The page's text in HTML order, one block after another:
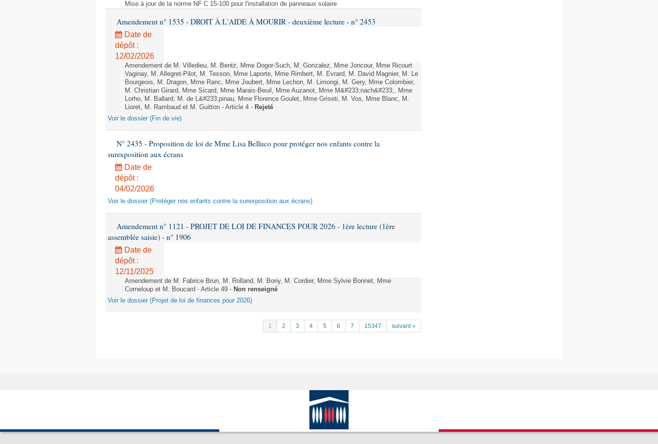
Mise à jour de la norme NF C 15-100 pour l'installation de panneaux solaire
Amendement n° 1535 - DROIT À L'AIDE À MOURIR - deuxième lecture - n° 2453
Date de
dépôt :
12/02/2026
Amendement de M. Villedieu, M. Bentz, Mme Dogor-Such, M. Gonzalez, Mme Joncour, Mme Ricourt
Vaginay, M. Allegret-Pilot, M. Tesson, Mme Laporte, Mme Rimbert, M. Evrard, M. David Magnier, M. Le
Bourgeois, M. Dragon, Mme Ranc, Mme Joubert, Mme Lechon, M. Limongi, M. Gery, Mme Colombier,
M. Christian Girard, Mme Sicard, Mme Marais-Beuil, Mme Auzanot, Mme M&#233;nach&#233;, Mme
Lorho, M. Ballard, M. de L&#233;pinau, Mme Florence Goulet, Mme Griseti, M. Vos, Mme Blanc, M.
Lioret, M. Rambaud et M. Guitton - Article 4 - Rejeté
Voir le dossier (Fin de vie)
N° 2435 - Proposition de loi de Mme Lisa Belluco pour protéger nos enfants contre la
surexposition aux écrans
Date de
dépôt :
04/02/2026
Voir le dossier (Protéger nos enfants contre la surexposition aux écrans)
Amendement n° 1121 - PROJET DE LOI DE FINANCES POUR 2026 - 1ère lecture (1ère
assemblée saisie) - n° 1906
Date de
dépôt :
12/11/2025
Amendement de M. Fabrice Brun, M. Rolland, M. Bony, M. Cordier, Mme Sylvie Bonnet, Mme
Corneloup et M. Boucard - Article 49 - Non renseigné
Voir le dossier (Projet de loi de finances pour 2026)
1 2 3 4 5 6 7 15347 suivant »